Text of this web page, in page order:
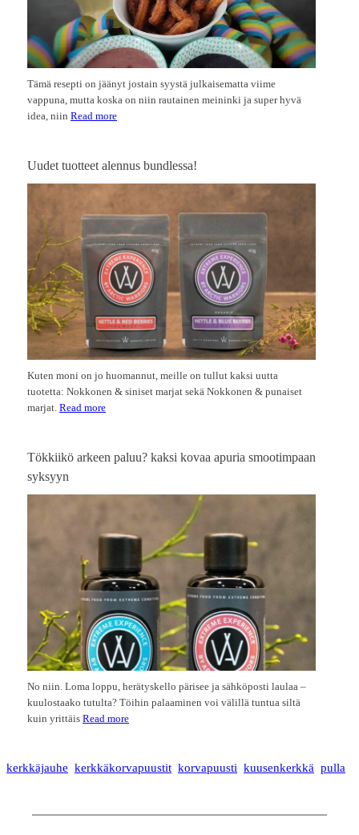
Tämä resepti on jäänyt jostain syystä julkaisematta viime
vappuna, mutta koska on niin rautainen meininki ja super hyvä
idea, niin Read more
Uudet tuotteet alennus bundlessa!
Kuten moni on jo huomannut, meille on tullut kaksi uutta
tuotetta: Nokkonen & siniset marjat sekä Nokkonen & punaiset
marjat. Read more
Tökkiikö arkeen paluu? kaksi kovaa apuria smootimpaan
syksyyn
No niin. Loma loppu, herätyskello pärisee ja sähköposti laulaa –
kuulostaako tutulta? Töihin palaaminen voi välillä tuntua siltä
kuin yrittäis Read more
kerkkäjauhe kerkkäkorvapuustit korvapuusti kuusenkerkkä pulla